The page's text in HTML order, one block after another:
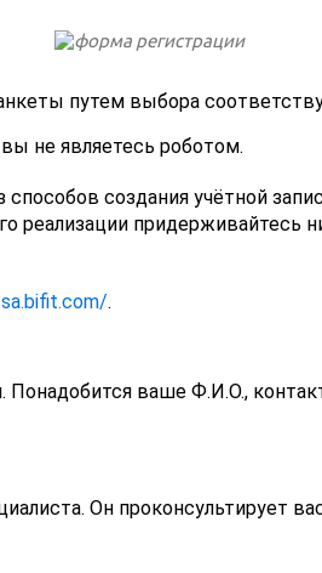
путем выбора
не являетесь роботом.
создания учётной
реализации придерживайтесь
.
Понадобится ваше Ф.И.О.,
Он проконсультирует